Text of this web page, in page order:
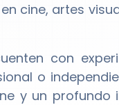
cine, artes
con
o
y un profundo